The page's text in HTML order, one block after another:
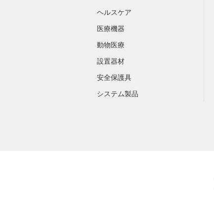
ヘルスケア
医療機器
動物医療
設置器材
安全保護具
システム製品